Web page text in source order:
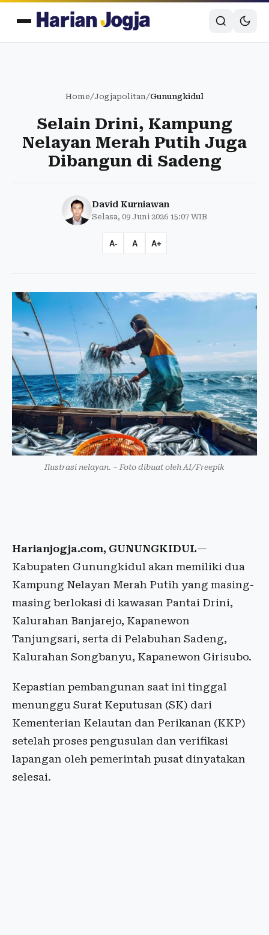
Home/Jogjapolitan/Gunungkidul
Selain Drini, Kampung
Nelayan Merah Putih Juga
Dibangun di Sadeng
David Kurniawan
Selasa, 09 Juni 2026 15:07 WIB
A- A A+
Ilustrasi nelayan. – Foto dibuat oleh AI/Freepik
Harianjogja.com, GUNUNGKIDUL—
Kabupaten Gunungkidul akan memiliki dua
Kampung Nelayan Merah Putih yang masing-
masing berlokasi di kawasan Pantai Drini,
Kalurahan Banjarejo, Kapanewon
Tanjungsari, serta di Pelabuhan Sadeng,
Kalurahan Songbanyu, Kapanewon Girisubo.
Kepastian pembangunan saat ini tinggal
menunggu Surat Keputusan (SK) dari
Kementerian Kelautan dan Perikanan (KKP)
setelah proses pengusulan dan verifikasi
lapangan oleh pemerintah pusat dinyatakan
selesai.